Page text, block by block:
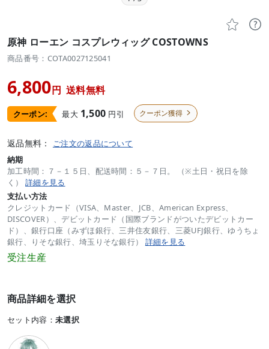
 
原神 ローエン コスプレウィッグ COSTOWNS
商品番号：COTA0027125041
6,800円 送料無料
クーポン: 最大 1,500 円引 クーポン獲得 
返品無料： ご注文の返品について
納期
加工時間：７－１５日、配送時間：５－７日。 （※土日・祝日を除
く） 詳細を見る
支払い方法
クレジットカード（VISA、Master、JCB、American Express、
DISCOVER）、デビットカード（国際ブランドがついたデビットカー
ド）、銀行口座（みずほ銀行、三井住友銀行、三菱UFJ銀行、ゆうちょ
銀行、りそな銀行、埼玉りそな銀行） 詳細を見る
受注生産
商品詳細を選択
セット内容： 未選択